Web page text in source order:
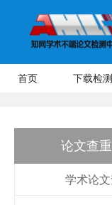
首页 下载检
论文查
学术论